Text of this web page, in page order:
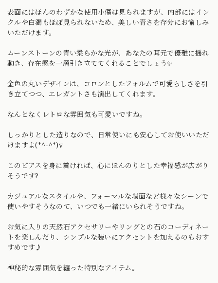
表面にはほんのわずかな使用小傷は見られますが、内部にはイン
クルや白濁もほぼ見られないため、美しい青さを存分にお愉しみ
いただけます。
ムーンストーンの青い柔らかな光が、あなたの耳元で優雅に揺れ
動き、存在感を一層引き立ててくれることでしょう✨
金色の丸いデザインは、コロンとしたフォルムで可愛らしさを引
き立てつつ、エレガントさも演出してくれます。
なんとなくレトロな雰囲気も可愛いですね。
しっかりとした造りなので、日常使いにも安心してお使いいただ
けますよ(*^-^*)v
このピアスを身に着ければ、心にほんのりとした幸福感が広がり
そうです?
カジュアルなスタイルや、フォーマルな場面など様々なシーンで
使いやすそうなのて、いつでも一緒にいられそうですね。
お気に入りの天然石アクセサリーやリングとの石のコーディネー
トを楽しんだり、シンプルな装いにアクセントを加えるのもおす
すめです♪
神秘的な雰囲気を纏った特別なアイテム。